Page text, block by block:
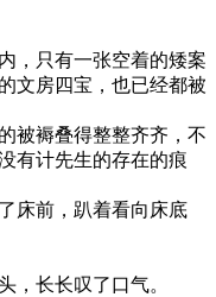
，只有一张空着的矮案
文房四宝，也已经都被
被褥叠得整整齐齐，不
有计先生的存在的痕
床前，趴着看向床底
，长长叹了口气。